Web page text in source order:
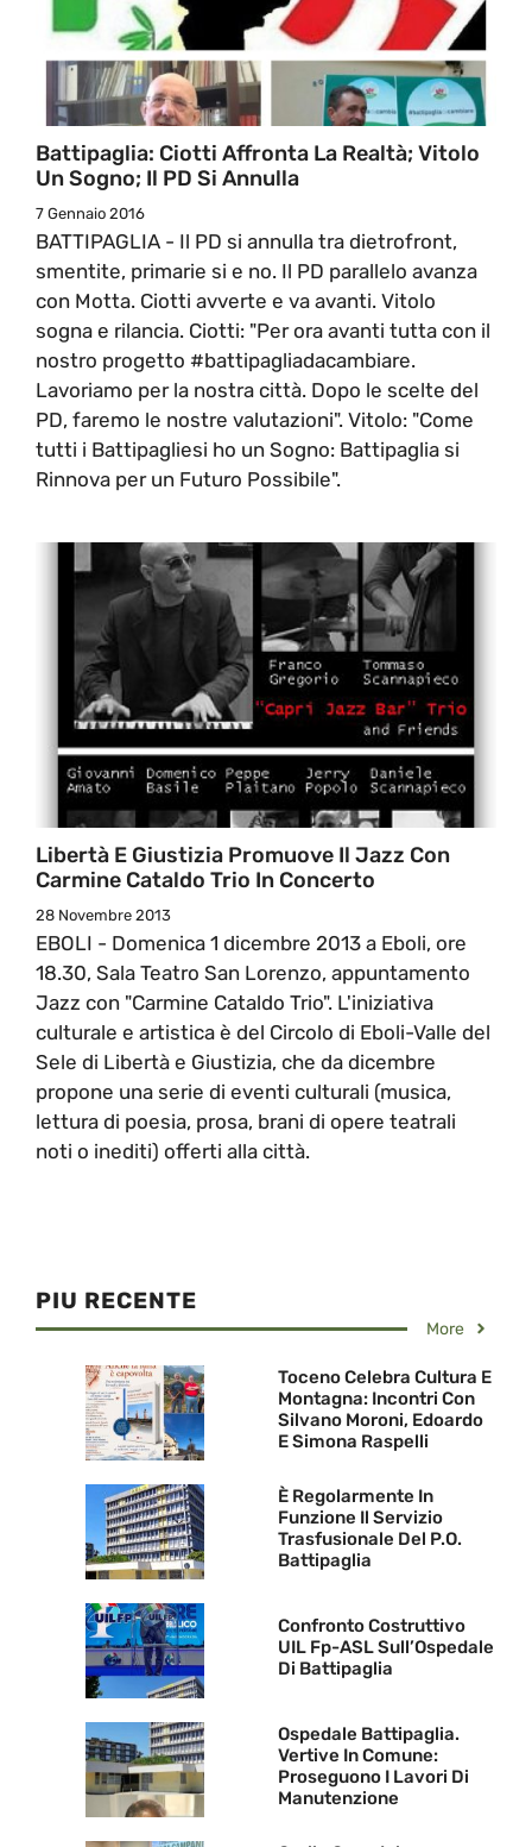
Battipaglia: Ciotti Affronta La Realtà; Vitolo
Un Sogno; Il PD Si Annulla
7 Gennaio 2016
BATTIPAGLIA - Il PD si annulla tra dietrofront,
smentite, primarie si e no. Il PD parallelo avanza
con Motta. Ciotti avverte e va avanti. Vitolo
sogna e rilancia. Ciotti: "Per ora avanti tutta con il
nostro progetto #battipagliadacambiare.
Lavoriamo per la nostra città. Dopo le scelte del
PD, faremo le nostre valutazioni". Vitolo: "Come
tutti i Battipagliesi ho un Sogno: Battipaglia si
Rinnova per un Futuro Possibile".
Libertà E Giustizia Promuove Il Jazz Con
Carmine Cataldo Trio In Concerto
28 Novembre 2013
EBOLI - Domenica 1 dicembre 2013 a Eboli, ore
18.30, Sala Teatro San Lorenzo, appuntamento
Jazz con "Carmine Cataldo Trio". L'iniziativa
culturale e artistica è del Circolo di Eboli-Valle del
Sele di Libertà e Giustizia, che da dicembre
propone una serie di eventi culturali (musica,
lettura di poesia, prosa, brani di opere teatrali
noti o inediti) offerti alla città.
PIU RECENTE
More
Toceno Celebra Cultura E
Montagna: Incontri Con
Silvano Moroni, Edoardo
E Simona Raspelli
È Regolarmente In
Funzione Il Servizio
Trasfusionale Del P.O.
Battipaglia
Confronto Costruttivo
UIL Fp-ASL Sull’Ospedale
Di Battipaglia
Ospedale Battipaglia.
Vertive In Comune:
Proseguono I Lavori Di
Manutenzione